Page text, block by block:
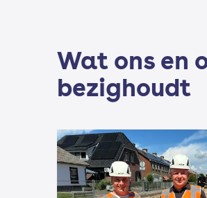
Wat ons en
bezighoudt